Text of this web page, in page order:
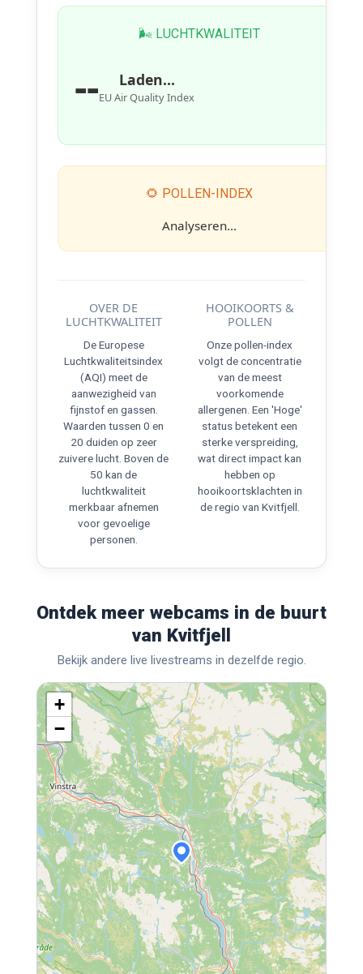
🌬 LUCHTKWALITEIT
-- Laden...
EU Air Quality Index
🌻 POLLEN-INDEX
Analyseren...
OVER DE
LUCHTKWALITEIT
De Europese
Luchtkwaliteitsindex
(AQI) meet de
aanwezigheid van
fijnstof en gassen.
Waarden tussen 0 en
20 duiden op zeer
zuivere lucht. Boven de
50 kan de
luchtkwaliteit
merkbaar afnemen
voor gevoelige
personen.
HOOIKOORTS &
POLLEN
Onze pollen-index
volgt de concentratie
van de meest
voorkomende
allergenen. Een 'Hoge'
status betekent een
sterke verspreiding,
wat direct impact kan
hebben op
hooikoortsklachten in
de regio van Kvitfjell.
Ontdek meer webcams in de buurt
van Kvitfjell
Bekijk andere live livestreams in dezelfde regio.
+
−